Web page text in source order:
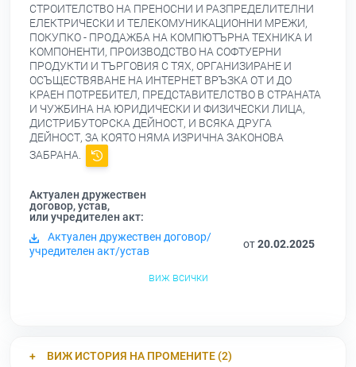
СТРОИТЕЛСТВО НА ПРЕНОСНИ И РАЗПРЕДЕЛИТЕЛНИ
ЕЛЕКТРИЧЕСКИ И ТЕЛЕКОМУНИКАЦИОННИ МРЕЖИ,
ПОКУПКО - ПРОДАЖБА НА КОМПЮТЪРНА ТЕХНИКА И
КОМПОНЕНТИ, ПРОИЗВОДСТВО НА СОФТУЕРНИ
ПРОДУКТИ И ТЪРГОВИЯ С ТЯХ, ОРГАНИЗИРАНЕ И
ОСЪЩЕСТВЯВАНЕ НА ИНТЕРНЕТ ВРЪЗКА ОТ И ДО
КРАЕН ПОТРЕБИТЕЛ, ПРЕДСТАВИТЕЛСТВО В СТРАНАТА
И ЧУЖБИНА НА ЮРИДИЧЕСКИ И ФИЗИЧЕСКИ ЛИЦА,
ДИСТРИБУТОРСКА ДЕЙНОСТ, И ВСЯКА ДРУГА
ДЕЙНОСТ, ЗА КОЯТО НЯМА ИЗРИЧНА ЗАКОНОВА
ЗАБРАНА.
Актуален дружествен
договор, устав,
или учредителен акт:
Актуален дружествен договор/
учредителен акт/устав
от20.02.2025
виж всички
ВИЖ ИСТОРИЯ НА ПРОМЕНИТЕ (2)